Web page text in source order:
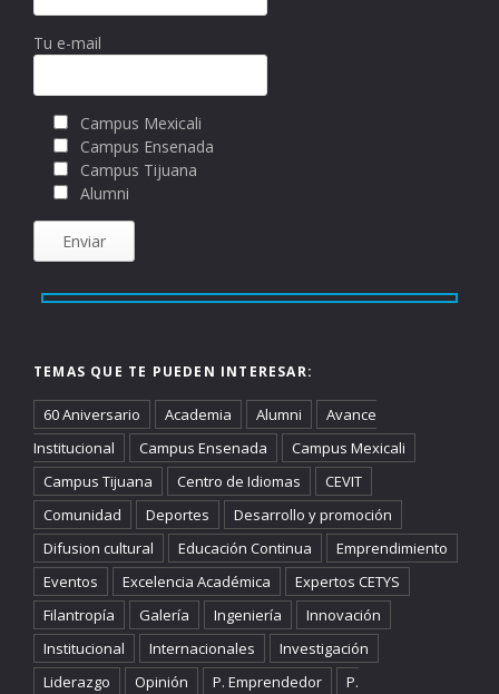
Tu e-mail
Campus Mexicali
Campus Ensenada
Campus Tijuana
Alumni
TEMAS QUE TE PUEDEN INTERESAR:
60 Aniversario Academia Alumni
Avance
Institucional
Campus Ensenada
Campus Mexicali
Campus Tijuana
Centro de Idiomas
CEVIT
Comunidad
Deportes
Desarrollo y promoción
Difusion cultural
Educación Continua
Emprendimiento
Eventos
Excelencia Académica
Expertos CETYS
Filantropía
Galería Ingeniería
Innovación
Institucional
Internacionales
Investigación
Liderazgo
Opinión P. Emprendedor
P.